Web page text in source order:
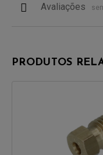
Avaliações
PRODUTOS